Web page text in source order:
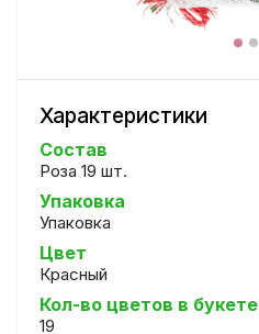
Характеристики
Состав
Роза 19 шт.
Упаковка
Упаковка
Цвет
Красный
Кол-во цветов в букете
19